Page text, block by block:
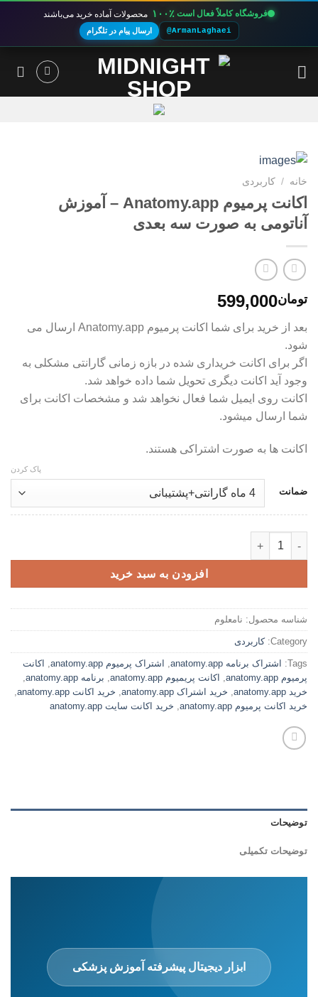
فروشگاه کاملاً فعال است ۱۰۰٪ محصولات آماده خرید می‌باشند
@ArmanLaghaei ارسال پیام در تلگرام
خانه / کاربردی
اکانت پرمیوم Anatomy.app – آموزش
آناتومی به صورت سه بعدی
تومان599,000
بعد از خرید برای شما اکانت پرمیوم Anatomy.app ارسال می
شود.
اگر برای اکانت خریداری شده در بازه زمانی گارانتی مشکلی به
وجود آید اکانت دیگری تحویل شما داده خواهد شد.
اکانت روی ایمیل شما فعال نخواهد شد و مشخصات اکانت برای
شما ارسال میشود.
اکانت ها به صورت اشتراکی هستند.
ضمانت
پاک کردن
اکانت پرمیوم Anatomy.app - آموزش آناتومی به صورت سه بعدی عدد
افزودن به سبد خرید
شناسه محصول: نامعلوم
Category: کاربردی
Tags: اشتراک برنامه anatomy.app , اشتراک پرمیوم anatomy.app , اکانت
پرمیوم anatomy.app
, اکانت پریمیوم anatomy.app , برنامه anatomy.app
,
خرید anatomy.app
, خرید اشتراک anatomy.app , خرید اکانت anatomy.app
,
خرید اکانت پرمیوم anatomy.app
, خرید اکانت سایت anatomy.app
توضیحات
توضیحات تکمیلی
ابزار دیجیتال پیشرفته آموزش پزشکی